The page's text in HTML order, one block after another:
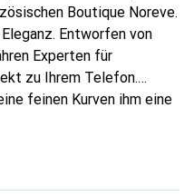
Boutique Noreve.
Entworfen von
Experten für
zu Ihrem Telefon.
feinen Kurven ihm eine
Smartphone.
für eine